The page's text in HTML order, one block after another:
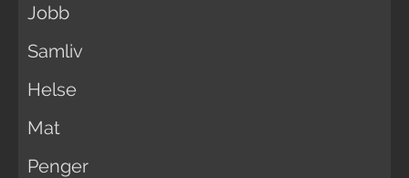
Jobb
Samliv
Helse
Mat
Penger